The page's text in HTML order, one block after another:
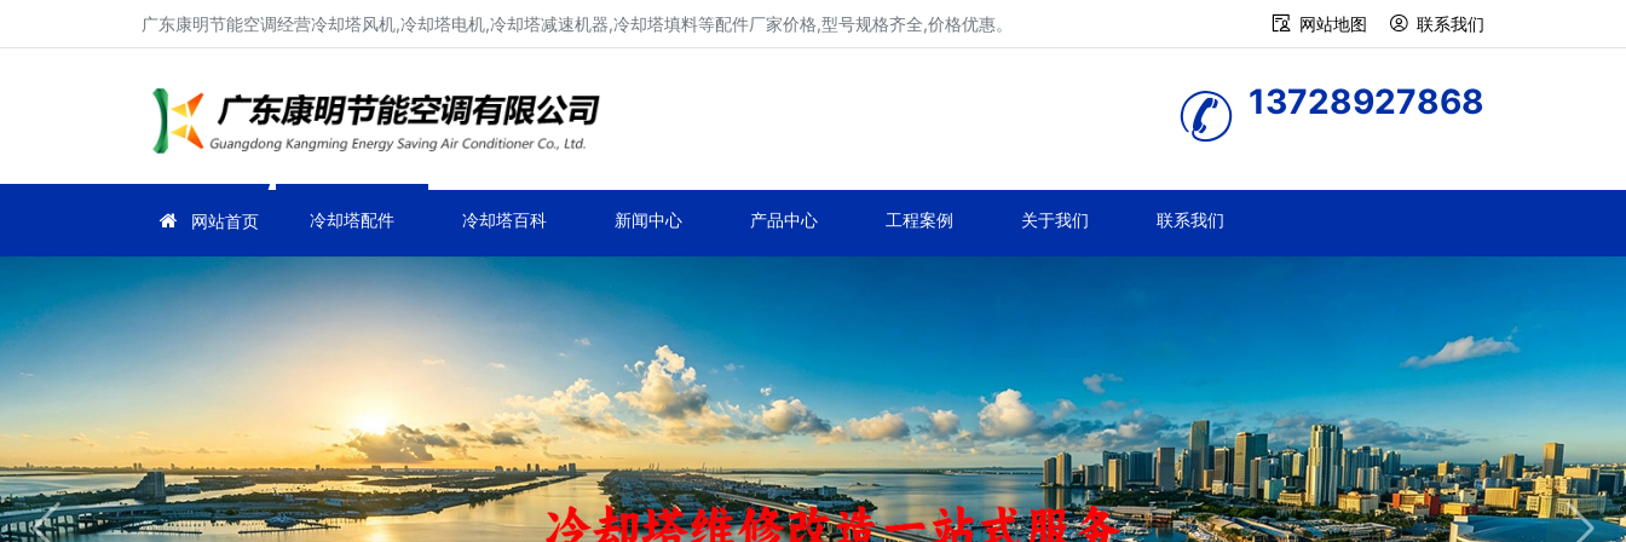
广东康明节能空调经营冷却塔风机,冷却塔电机,冷却塔减速机器,冷却塔填料等配件厂家价格,型号规格齐全,价格优惠。 网站地图 联系我们
13728927868
网站首页 冷却塔配件 冷却塔百科 新闻中心 产品中心 工程案例 关于我们 联系我们